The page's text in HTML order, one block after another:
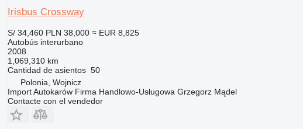
Irisbus Crossway
S/ 34,460 PLN 38,000 ≈ EUR 8,825
Autobús interurbano
2008
1,069,310 km
Cantidad de asientos 50
Polonia, Wojnicz
Import Autokarów Firma Handlowo-Usługowa Grzegorz Mądel
Contacte con el vendedor